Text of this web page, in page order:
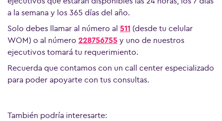
a la semana y los 365 días del año.
Solo debes llamar al número al 511 (desde tu celular
WOM) o al número 228756755 y uno de nuestros
ejecutivos tomará tu requerimiento.
Recuerda que contamos con un call center especializado
para poder apoyarte con tus consultas.
También podría interesarte: